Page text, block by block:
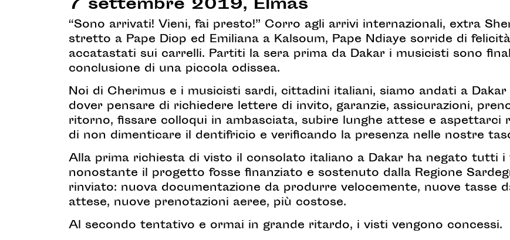
7 settembre 2019, Elmas
“Sono arrivati! Vieni, fai presto!” Corro agli arrivi internazionali, extra
stretto a Pape Diop ed Emiliana a Kalsoum, Pape Ndiaye sorride di
accatastati sui carrelli. Partiti la sera prima da Dakar i musicisti sono
conclusione di una piccola odissea.
Noi di Cherimus e i musicisti sardi, cittadini italiani, siamo andati a
dover pensare di richiedere lettere di invito, garanzie, assicurazioni,
ritorno, fissare colloqui in ambasciata, subire lunghe attese e aspettarci
di non dimenticare il dentifricio e verificando la presenza nelle nostre
Alla prima richiesta di visto il consolato italiano a Dakar ha negato tutti i
nonostante il progetto fosse finanziato e sostenuto dalla Regione
rinviato: nuova documentazione da produrre velocemente, nuove tasse
attese, nuove prenotazioni aeree, più costose.
Al secondo tentativo e ormai in grande ritardo, i visti vengono concessi.